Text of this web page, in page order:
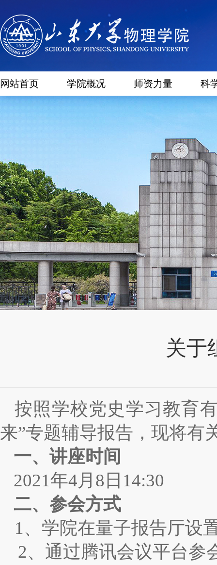
网站首页 学院概况 师资力量 科
关于
按照学校党史学习教育
来”专题辅导报告，现将有
一、讲座时间
2021年4月 8 日 14:30
二、参会方式
1、学院在量子报告厅设
2、通过腾讯会议平台参